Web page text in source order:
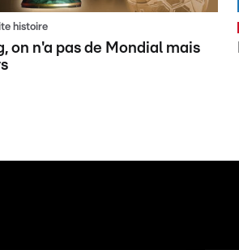
histoire
on n'a pas de Mondial mais